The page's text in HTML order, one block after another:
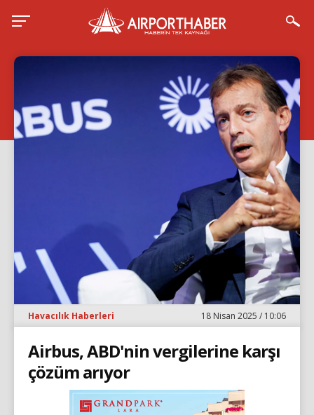
Havacılık Haberleri 18 Nisan 2025 / 10:06
Airbus, ABD'nin vergilerine karşı
çözüm arıyor